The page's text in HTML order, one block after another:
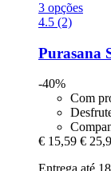
3 opções
4.5 (2)
Purasana
-40%
Com
€ 15,59 €